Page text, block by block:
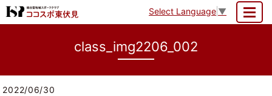
Select Language ▼
class_img2206_002
2022/06/30